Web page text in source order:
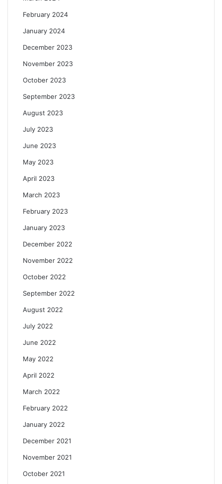
February 2024
January 2024
December 2023
November 2023
October 2023
September 2023
August 2023
July 2023
June 2023
May 2023
April 2023
March 2023
February 2023
January 2023
December 2022
November 2022
October 2022
September 2022
August 2022
July 2022
June 2022
May 2022
April 2022
March 2022
February 2022
January 2022
December 2021
November 2021
October 2021